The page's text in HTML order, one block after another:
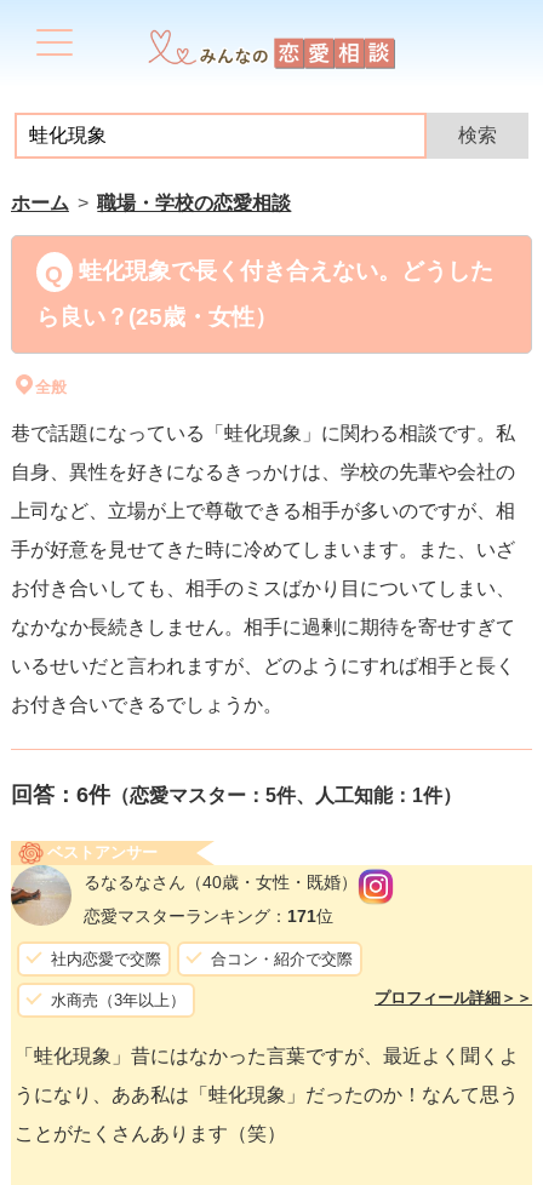
ホーム 職場・学校の恋愛相談
蛙化現象で長く付き合えない。どうした
ら良い？(25歳・女性）
全般
巷で話題になっている「蛙化現象」に関わる相談です。私
自身、異性を好きになるきっかけは、学校の先輩や会社の
上司など、立場が上で尊敬できる相手が多いのですが、相
手が好意を見せてきた時に冷めてしまいます。また、いざ
お付き合いしても、相手のミスばかり目についてしまい、
なかなか長続きしません。相手に過剰に期待を寄せすぎて
いるせいだと言われますが、どのようにすれば相手と長く
お付き合いできるでしょうか。
回答： 6件（恋愛マスター：5件、人工知能：1件）
ベストアンサー
るなるなさん （40歳・女性・既婚）
恋愛マスターランキング： 171位
社内恋愛で交際 合コン・紹介で交際
水商売（3年以上） プロフィール詳細＞＞
「蛙化現象」昔にはなかった言葉ですが、最近よく聞くよ
うになり、ああ私は「蛙化現象」だったのか！なんて思う
ことがたくさんあります（笑）